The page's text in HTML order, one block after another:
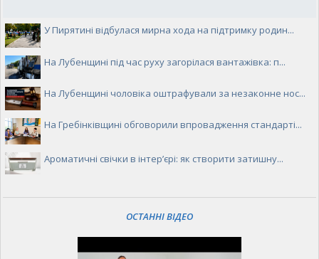
У Пирятині відбулася мирна хода на підтримку родин...
На Лубенщині під час руху загорілася вантажівка: п...
На Лубенщині чоловіка оштрафували за незаконне нос...
На Гребінківщині обговорили впровадження стандарті...
Ароматичні свічки в інтер’єрі: як створити затишну...
ОСТАННІ ВІДЕО